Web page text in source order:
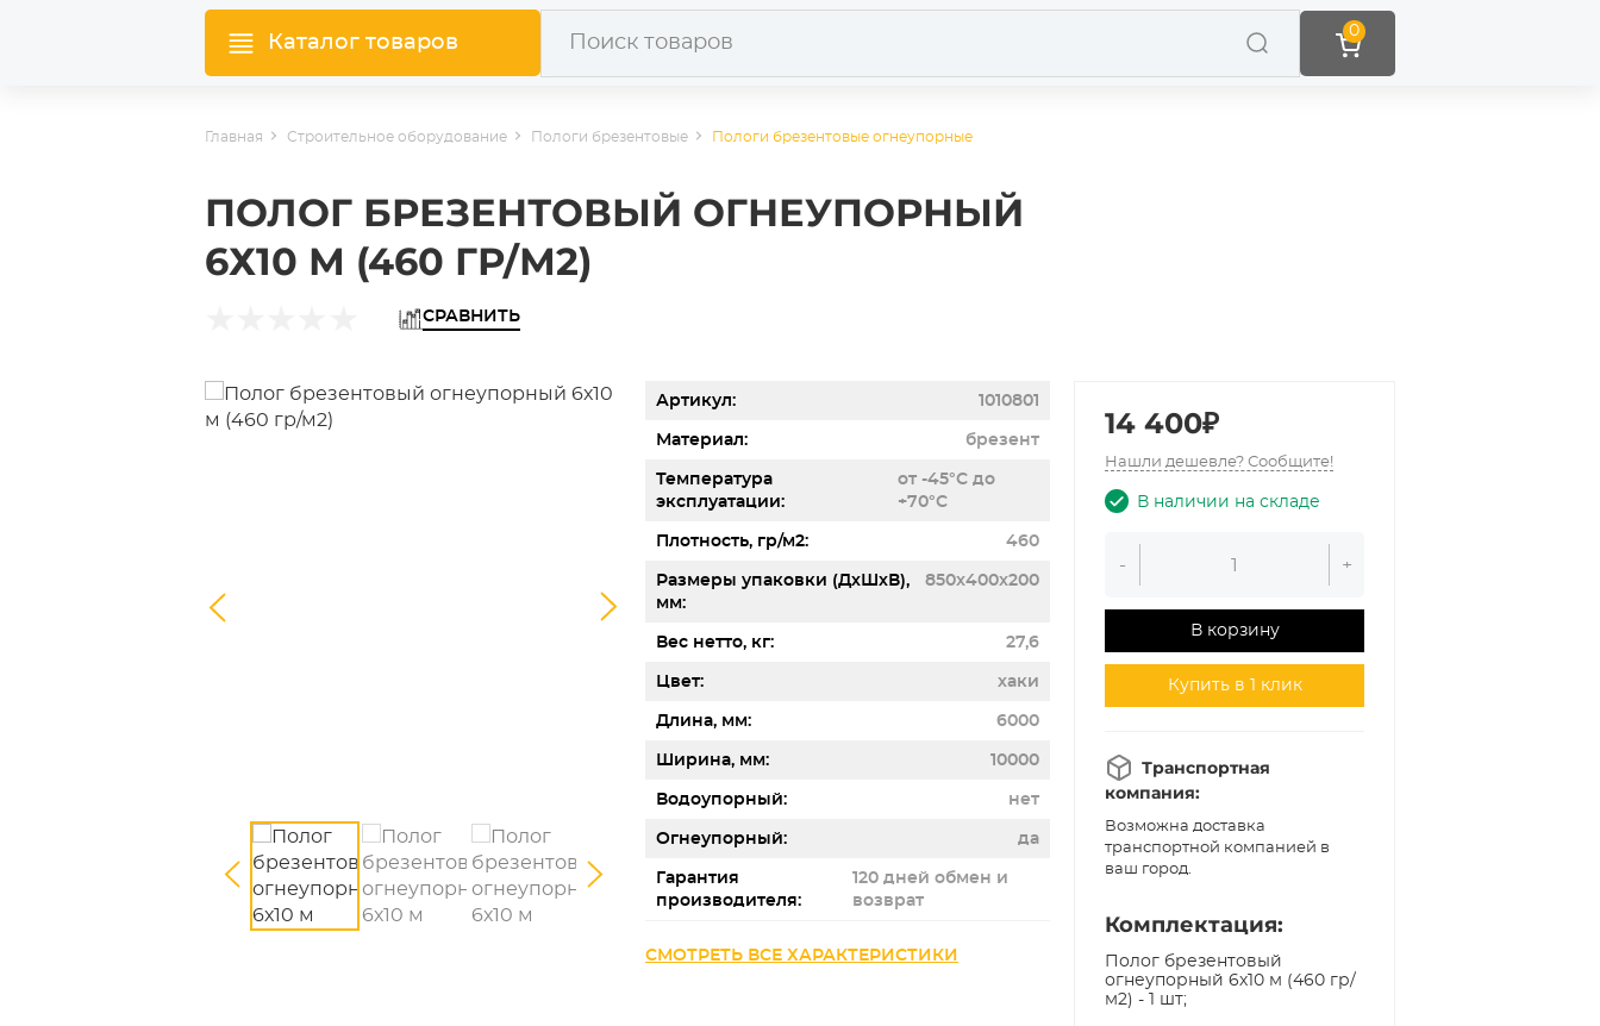
Каталог товаров
0
Главная Строительное оборудование Пологи брезентовые Пологи брезентовые огнеупорные
ПОЛОГ БРЕЗЕНТОВЫЙ ОГНЕУПОРНЫЙ
6Х10 М (460 ГР/М2)
СРАВНИТЬ
Артикул 1010801
Материал брезент
Температура
эксплуатации
от -45°С до
+70°С
Плотность, гр/м2 460
Размеры упаковки (ДхШхВ),
мм
850x400x200
Вес нетто, кг 27,6
Цвет хаки
Длина, мм 6000
Ширина, мм 10000
Водоупорный нет
Огнеупорный да
Гарантия
производителя
120 дней обмен и
возврат
СМОТРЕТЬ ВСЕ ХАРАКТЕРИСТИКИ
14 400₽
Нашли дешевле? Сообщите!
В наличии на складе
- +
В корзину
Купить в 1 клик
Транспортная
компания:
Возможна доставка
транспортной компанией в
ваш город.
Комплектация:
Полог брезентовый
огнеупорный 6х10 м (460 гр/
м2) - 1 шт;